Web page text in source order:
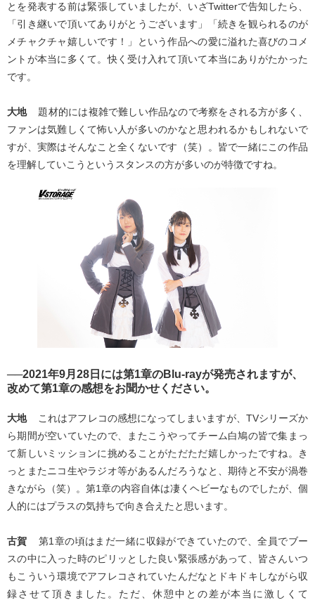
とを発表する前は緊張していましたが、いざTwitterで告知したら、
「引き継いで頂いてありがとうございます」「続きを観られるのが
メチャクチャ嬉しいです！」という作品への愛に溢れた喜びのコメ
ントが本当に多くて。快く受け入れて頂いて本当にありがたかった
です。
大地
題材的には複雑で難しい作品なので考察をされる方が多く、
ファンは気難しくて怖い人が多いのかなと思われるかもしれないで
すが、実際はそんなこと全くないです（笑）。皆で一緒にこの作品
を理解していこうというスタンスの方が多いのが特徴ですね。
──2021年9月28日には第1章のBlu-rayが発売されますが、
改めて第1章の感想をお聞かせください。
大地
これはアフレコの感想になってしまいますが、TVシリーズか
ら期間が空いていたので、またこうやってチーム白鳩の皆で集まっ
て新しいミッションに挑めることがただただ嬉しかったですね。き
っとまたニコ生やラジオ等があるんだろうなと、期待と不安が渦巻
きながら（笑）。第1章の内容自体は凄くヘビーなものでしたが、個
人的にはプラスの気持ちで向き合えたと思います。
古賀
第1章の頃はまだ一緒に収録ができていたので、全員でブー
スの中に入った時のピリッとした良い緊張感があって、皆さんいつ
もこういう環境でアフレコされていたんだなとドキドキしながら収
録させて頂きました。ただ、休憩中との差が本当に激しくて